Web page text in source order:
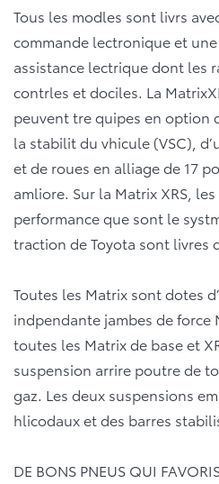
Tous les modles sont livrs
commande lectronique et
assistance lectrique dont les
contrles et dociles. La
peuvent tre quipes en option
la stabilit du vhicule (VSC),
et de roues en alliage de 17
amliore. Sur la Matrix XRS,
performance que sont le
traction de Toyota sont livres
Toutes les Matrix sont dotes
indpendante jambes de force
toutes les Matrix de base et
suspension arrire poutre de
gaz. Les deux suspensions
hlicodaux et des barres
DE BONS PNEUS QUI